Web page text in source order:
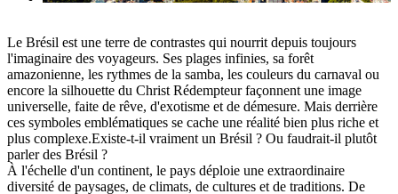
Le Brésil est une terre de contrastes qui nourrit depuis toujours
l'imaginaire des voyageurs. Ses plages infinies, sa forêt
amazonienne, les rythmes de la samba, les couleurs du carnaval ou
encore la silhouette du Christ Rédempteur façonnent une image
universelle, faite de rêve, d'exotisme et de démesure. Mais derrière
ces symboles emblématiques se cache une réalité bien plus riche et
plus complexe.Existe-t-il vraiment un Brésil ? Ou faudrait-il plutôt
parler des Brésil ?
À l'échelle d'un continent, le pays déploie une extraordinaire
diversité de paysages, de climats, de cultures et de traditions. De